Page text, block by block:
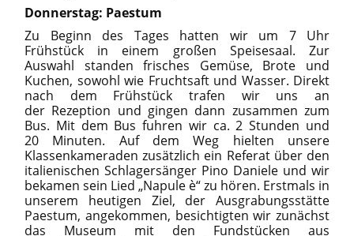
Donnerstag: Paestum
Zu Beginn des Tages hatten wir um 7 Uhr
Frühstück in einem großen Speisesaal. Zur
Auswahl standen frisches Gemüse, Brote und
Kuchen, sowohl wie Fruchtsaft und Wasser. Direkt
nach dem Frühstück trafen wir uns an
der Rezeption und gingen dann zusammen zum
Bus. Mit dem Bus fuhren wir ca. 2 Stunden und
20 Minuten. Auf dem Weg hielten unsere
Klassenkameraden zusätzlich ein Referat über den
italienischen Schlagersänger Pino Daniele und wir
bekamen sein Lied „Napule è“ zu hören. Erstmals in
unserem heutigen Ziel, der Ausgrabungsstätte
Paestum, angekommen, besichtigten wir zunächst
das Museum mit den Fundstücken aus